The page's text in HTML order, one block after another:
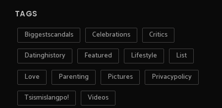
TAGS
Biggestscandals Celebrations
Critics
Datinghistory
Featured Lifestyle
List
Love
Parenting Pictures
Privacypolicy
Tsismislangpo!
Videos